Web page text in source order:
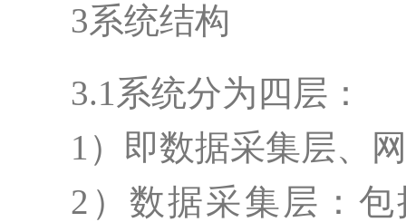
3系统结构
3.1系统分为四层：
1）即数据采集层、
2）数据采集层：包